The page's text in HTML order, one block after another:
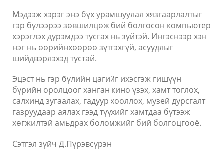
Мэдээж хэрэг энэ бүх урамшуулал хязгаарлалтыг
гэр бүлээрээ зөвшилцөж бий болгосон компьютер
хэрэглэх дүрэмдээ тусгах нь зүйтэй. Ингэснээр хэн
нэг нь өөрийнхөөрөө зүтгэхгүй, асуудлыг
шийдвэрлэхэд тустай.
Эцэст нь гэр бүлийн цагийг ихэсгэж гишүүн
бүрийн оролцоог ханган кино үзэх, хамт тоглох,
салхинд зугаалах, гадуур хооллох, музей дурсгалт
газруудаар аялах гээд түүхийг хамтдаа бүтээж
хөгжилтэй амьдрах боломжийг бий болгоцгооё.
Сэтгэл зүйч Д.Пүрэвсүрэн